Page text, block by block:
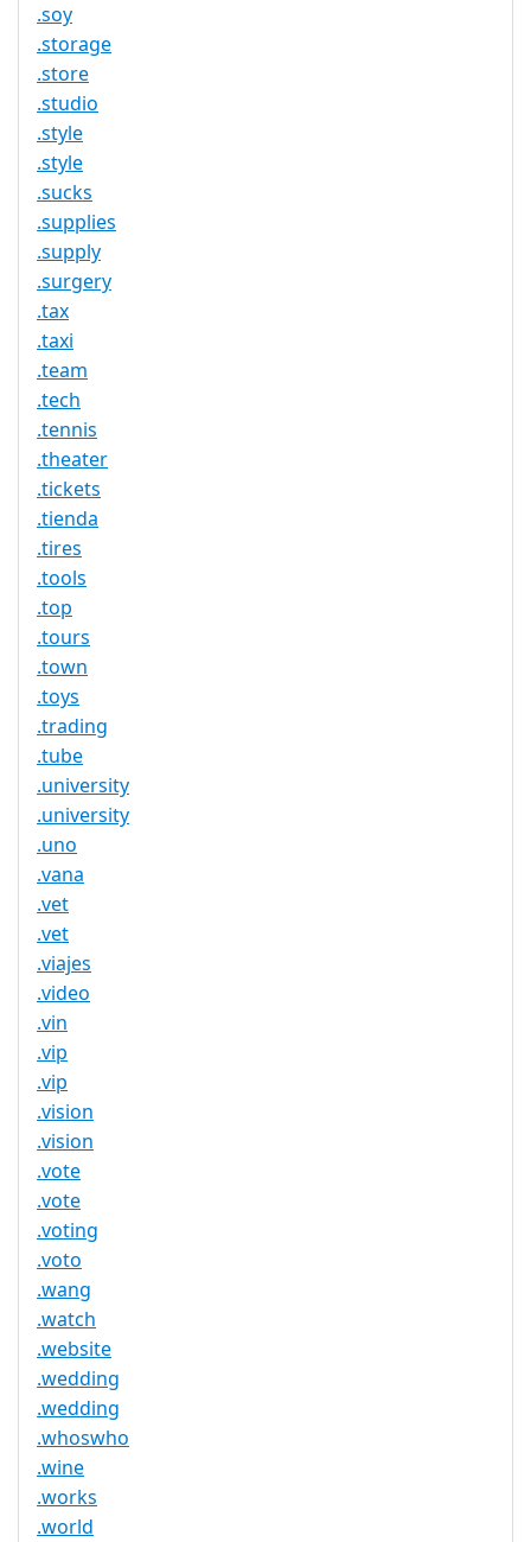
.soy
.storage
.store
.studio
.style
.style
.sucks
.supplies
.supply
.surgery
.tax
.taxi
.team
.tech
.tennis
.theater
.tickets
.tienda
.tires
.tools
.top
.tours
.town
.toys
.trading
.tube
.university
.university
.uno
.vana
.vet
.vet
.viajes
.video
.vin
.vip
.vip
.vision
.vision
.vote
.vote
.voting
.voto
.wang
.watch
.website
.wedding
.wedding
.whoswho
.wine
.works
.world